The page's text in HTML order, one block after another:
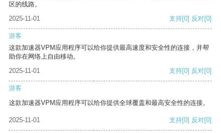
区的线路。
2025-11-01
支持[0] 反对[0]
游客
这款加速器VPM应用程序可以给你提供最高速度和安全性的连接，并帮
助你在网络上自由移动。
2025-11-01
支持[0] 反对[0]
游客
这款加速器VPM应用程序可以给你提供全球覆盖和最高安全性的连接。
2025-11-01 支持[0] 反对[0]